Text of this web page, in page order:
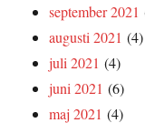
september 2021
augusti 2021 (4)
juli 2021 (4)
juni 2021 (6)
maj 2021 (4)